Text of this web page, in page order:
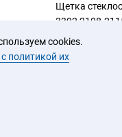
cookies.
политикой их
Щетка
3302,2108-
Щетка